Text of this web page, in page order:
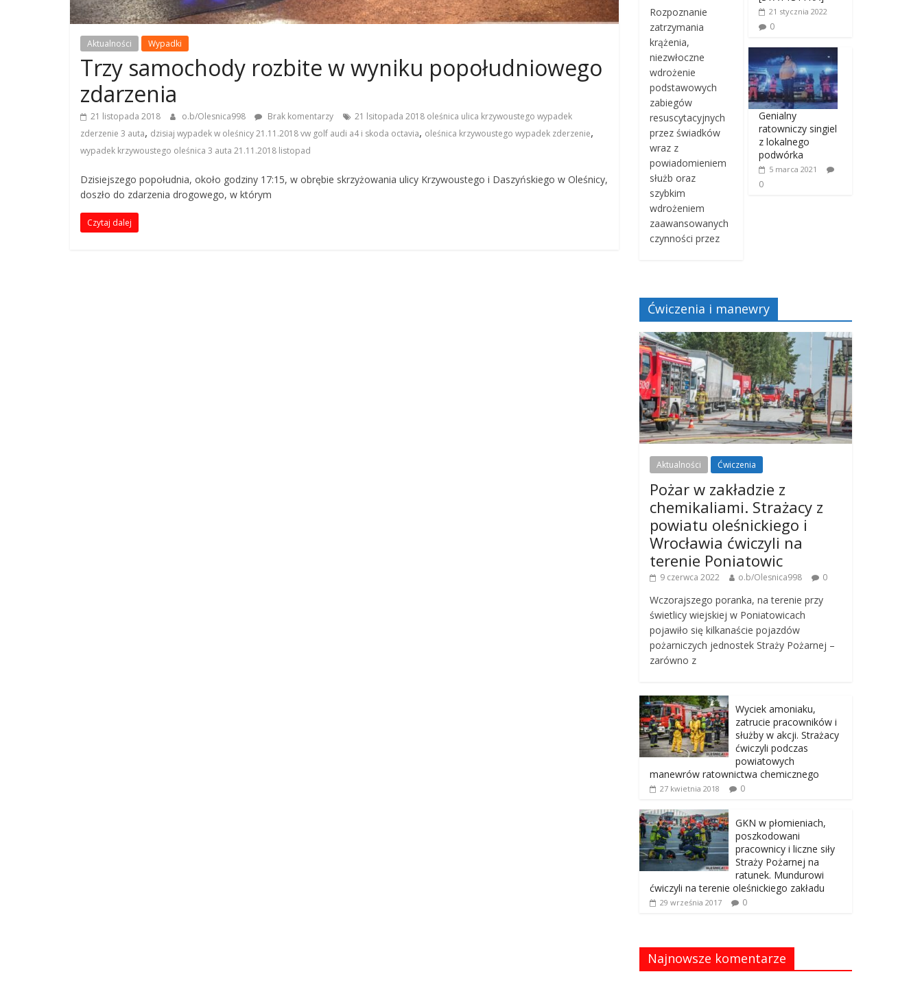
8
Aktualności Wypadki
Trzy samochody rozbite w wyniku popołudniowego
zdarzenia
21 listopada 2018 o.b/Olesnica998 Brak komentarzy
21 lsitopada 2018 oleśnica ulica krzywoustego wypadek
zderzenie 3 auta, dzisiaj wypadek w oleśnicy 21.11.2018 vw golf audi a4 i skoda octavia, oleśnica krzywoustego wypadek zderzenie,
wypadek krzywoustego oleśnica 3 auta 21.11.2018 listopad
Dzisiejszego popołudnia, około godziny 17:15, w obrębie skrzyżowania ulicy Krzywoustego i Daszyńskiego w Oleśnicy,
doszło do zdarzenia drogowego, w którym
Czytaj dalej
Rozpoznanie
zatrzymania
krążenia,
niezwłoczne
wdrożenie
podstawowych
zabiegów
resuscytacyjnych
przez świadków
wraz z
powiadomieniem
służb oraz
szybkim
wdrożeniem
zaawansowanych
czynności przez
21 stycznia 2022
0
Genialny
ratowniczy singiel
z lokalnego
podwórka
5 marca 2021
0
Ćwiczenia i manewry
Aktualności Ćwiczenia
Pożar w zakładzie z
chemikaliami. Strażacy z
powiatu oleśnickiego i
Wrocławia ćwiczyli na
terenie Poniatowic
9 czerwca 2022 o.b/Olesnica998 0
Wczorajszego poranka, na terenie przy
świetlicy wiejskiej w Poniatowicach
pojawiło się kilkanaście pojazdów
pożarniczych jednostek Straży Pożarnej –
zarówno z
Wyciek amoniaku,
zatrucie pracowników i
służby w akcji. Strażacy
ćwiczyli podczas
powiatowych
manewrów ratownictwa chemicznego
27 kwietnia 2018 0
GKN w płomieniach,
poszkodowani
pracownicy i liczne siły
Straży Pożarnej na
ratunek. Mundurowi
ćwiczyli na terenie oleśnickiego zakładu
29 września 2017 0
Najnowsze komentarze